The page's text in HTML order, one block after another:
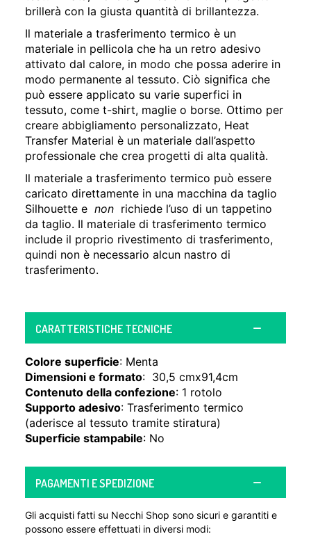
brillerà con la giusta quantità di brillantezza.
Il materiale a trasferimento termico è un
materiale in pellicola che ha un retro adesivo
attivato dal calore, in modo che possa aderire in
modo permanente al tessuto. Ciò significa che
può essere applicato su varie superfici in
tessuto, come t-shirt, maglie o borse. Ottimo per
creare abbigliamento personalizzato, Heat
Transfer Material è un materiale dall’aspetto
professionale che crea progetti di alta qualità.
Il materiale a trasferimento termico può essere
caricato direttamente in una macchina da taglio
Silhouette e non richiede l’uso di un tappetino
da taglio. Il materiale di trasferimento termico
include il proprio rivestimento di trasferimento,
quindi non è necessario alcun nastro di
trasferimento.
CARATTERISTICHE TECNICHE
Colore superficie: Menta
Dimensioni e formato: 30,5 cmx91,4cm
Contenuto della confezione: 1 rotolo
Supporto adesivo: Trasferimento termico
(aderisce al tessuto tramite stiratura)
Superficie stampabile: No
PAGAMENTI E SPEDIZIONE
Gli acquisti fatti su Necchi Shop sono sicuri e garantiti e
possono essere effettuati in diversi modi: